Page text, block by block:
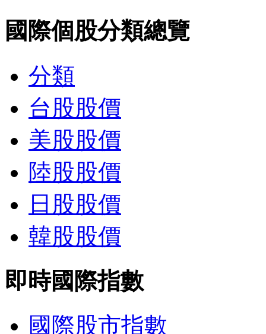
國際個股分類總覽
分類
台股股價
美股股價
陸股股價
日股股價
韓股股價
即時國際指數
國際股市指數